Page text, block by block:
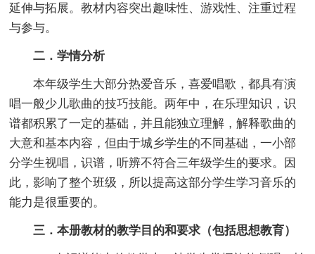
延伸与拓展。教材内容突出趣味性、游戏性、注重过程
与参与。
二．学情分析
本年级学生大部分热爱音乐，喜爱唱歌，都具有演
唱一般少儿歌曲的技巧技能。两年中，在乐理知识，识
谱都积累了一定的基础，并且能独立理解，解释歌曲的
大意和基本内容，但由于城乡学生的不同基础，一小部
分学生视唱，识谱，听辨不符合三年级学生的要求。因
此，影响了整个班级，所以提高这部分学生学习音乐的
能力是很重要的。
三．本册教材的教学目的和要求（包括思想教育）